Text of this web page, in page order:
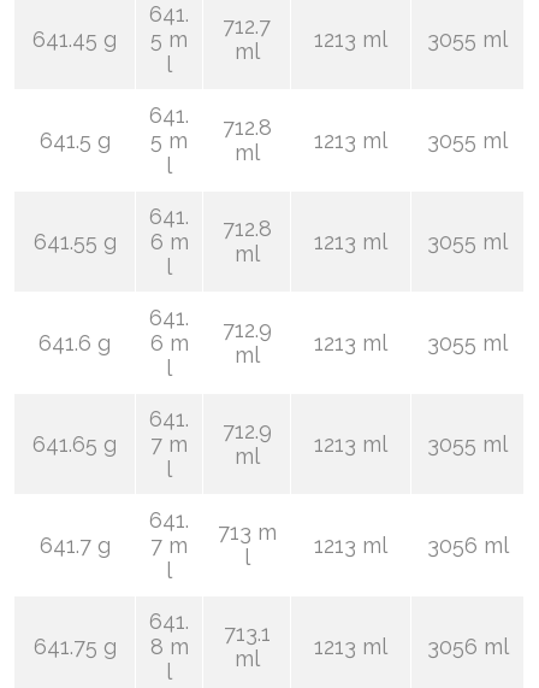
641.45 g
641.
5 m
l
712.7
ml
1213 ml 3055 ml
641.5 g
641.
5 m
l
712.8
ml
1213 ml 3055 ml
641.55 g
641.
6 m
l
712.8
ml
1213 ml 3055 ml
641.6 g
641.
6 m
l
712.9
ml
1213 ml 3055 ml
641.65 g
641.
7 m
l
712.9
ml
1213 ml 3055 ml
641.7 g
641.
7 m
l
713 m
l
1213 ml 3056 ml
641.75 g
641.
8 m
l
713.1
ml
1213 ml 3056 ml